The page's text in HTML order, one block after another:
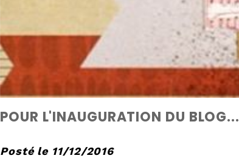
POUR L'INAUGURATION DU BLOG...
Posté le 11/12/2016